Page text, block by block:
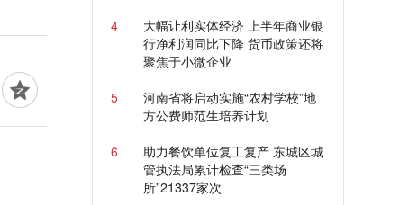
4
大幅让利实体经济 上半年商业银
行净利润同比下降 货币政策还将
聚焦于小微企业
5
河南省将启动实施“农村学校”地
方公费师范生培养计划
6
助力餐饮单位复工复产 东城区城
管执法局累计检查“三类场
所”21337家次